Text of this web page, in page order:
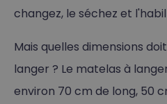
changez, le séchez et
Mais quelles dimensions
langer ? Le matelas à
environ 70 cm de long, 50